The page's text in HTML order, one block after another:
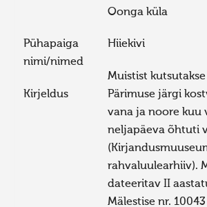
Oonga küla
Pühapaiga
nimi/nimed
Hiiekivi
Kirjeldus
Muistist kutsutakse
Pärimuse järgi
vana ja noore kuu
neljapäeva õhtuti
rahvaluulearhiiv).
dateeritav II
Mälestise nr. 10043